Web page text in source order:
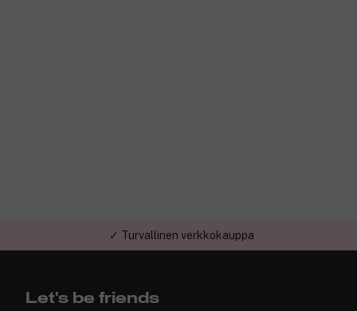
✓ Turvallinen verkkokauppa
Let's be friends